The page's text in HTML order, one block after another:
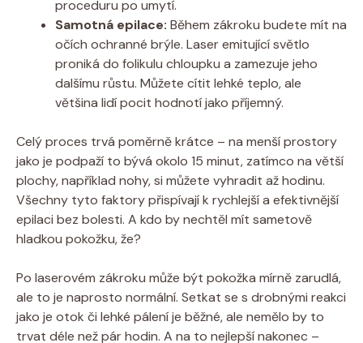
proceduru po umytí.
Samotná epilace: Během zákroku budete mít na
očích ochranné brýle. Laser emitující světlo
proniká do folikulu chloupku a zamezuje jeho
dalšímu růstu. Můžete cítit lehké teplo, ale
většina lidí pocit hodnotí jako příjemný.
Celý proces trvá poměrně krátce – na menší prostory
jako je podpaží to bývá okolo 15 minut, zatímco na větší
plochy, například nohy, si můžete vyhradit až hodinu.
Všechny tyto faktory přispívají k rychlejší a efektivnější
epilaci bez bolesti. A kdo by nechtěl mít sametově
hladkou pokožku, že?
Po laserovém zákroku může být pokožka mírně zarudlá,
ale to je naprosto normální. Setkat se s drobnými reakci
jako je otok či lehké pálení je běžné, ale nemělo by to
trvat déle než pár hodin. A na to nejlepší nakonec –